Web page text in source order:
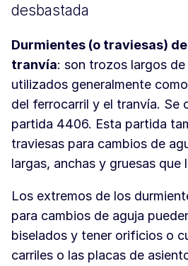
desbastada
Durmientes (o traviesas)
tranvía: son trozos largos
utilizados generalmente
del ferrocarril y el tranvía. Se
partida 4406. Esta partida
traviesas para cambios de
largas, anchas y gruesas que
Los extremos de los
para cambios de aguja
biselados y tener orificios o
carriles o las placas de